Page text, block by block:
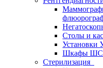
Столы и
Установки
Шкафы
Стерилизация